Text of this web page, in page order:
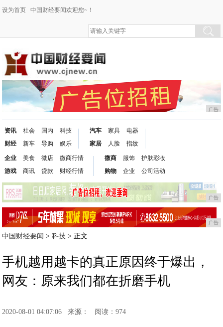
设为首页 中国财经要闻欢迎您~！
广告
资讯
财经
社会
新车
国内
导购
科技
娱乐
汽车
家居
家具
人脸
电器
指纹
企业
游戏
美食
商讯
微店
贷款
微商行情
财经行情
微商
购物
服饰
企业
护肤彩妆
公司活动
广告
广告
中国财经要闻 >科技 > 正文
手机越用越卡的真正原因终于爆出，
网友：原来我们都在折磨手机
2020-08-01 04:07:06 来源： 阅读：974